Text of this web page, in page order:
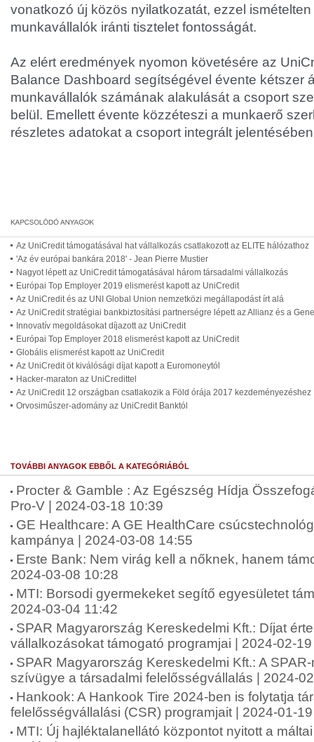
vonatkozó új közös nyilatkozatát, ezzel
munkavállalók iránti tisztelet fontosságát.
Az elért eredmények nyomon követésére az
Balance Dashboard segítségével évente kétszer
munkavállalók számának alakulását a csoport
belül. Emellett évente közzéteszi a munkaerő
részletes adatokat a csoport integrált
Az UniCredit támogatásával hat vállalkozás csatlakozott az ELITE hálózathoz
'Az év európai bankára 2018' - Jean Pierre Mustier
Nagyot lépett az UniCredit támogatásával három társadalmi vállalkozás
Európai Top Employer 2019 elismerést kapott az UniCredit
Az UniCredit és az UNI Global Union nemzetközi megállapodást írt alá
Az UniCredit stratégiai bankbiztosítási partnerségre lépett az Allianz és a
Innovatív megoldásokat díjazott az UniCredit
Európai Top Employer 2018 elismerést kapott az UniCredit
Globális elismerést kapott az UniCredit
Az UniCredit öt kiválósági díjat kapott a Euromoneytól
Hacker-maraton az UniCredittel
Az UniCredit 12 országban csatlakozik a Föld órája 2017 kezdeményezéshez
Orvosiműszer-adomány az UniCredit Banktól
TOVÁBBI ANYAGOK EBBŐL A KATEGÓRIÁBÓL
Procter & Gamble : Az Egészség Hídja
Pro-V | 2024-03-18 10:39
GE Healthcare: A GE HealthCare
kampánya | 2024-03-08 14:55
Erste Bank: Nem virág kell a nőknek, hanem
2024-03-08 10:28
MTI: Borsodi gyermekeket segítő egyesületet
2024-03-04 11:42
SPAR Magyarország Kereskedelmi Kft.: Díjat
vállalkozásokat támogató programjai | 2024-02-
SPAR Magyarország Kereskedelmi Kft.: A
szívügye a társadalmi felelősségvállalás | 2024-
Hankook: A Hankook Tire 2024-ben is folytatja
felelősségvállalási (CSR) programjait | 2024-01-
MTI: Új hajléktalanellátó központot nyitott a